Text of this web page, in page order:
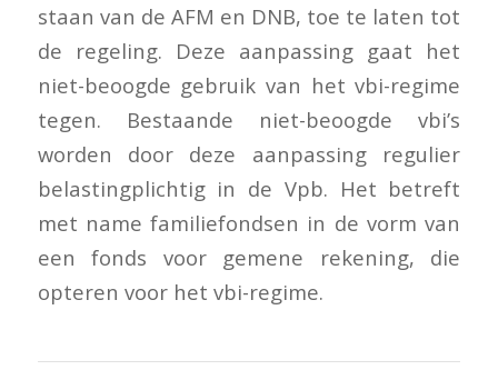
staan van de AFM en DNB, toe te laten tot
de regeling. Deze aanpassing gaat het
niet-beoogde gebruik van het vbi-regime
tegen. Bestaande niet-beoogde vbi’s
worden door deze aanpassing regulier
belastingplichtig in de Vpb. Het betreft
met name familiefondsen in de vorm van
een fonds voor gemene rekening, die
opteren voor het vbi-regime.